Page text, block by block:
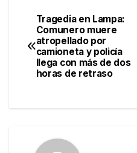
Navegación
de
entradas
Tragedia en Lampa:
Comunero muere
atropellado por
camioneta y policía
llega con más de dos
horas de retraso